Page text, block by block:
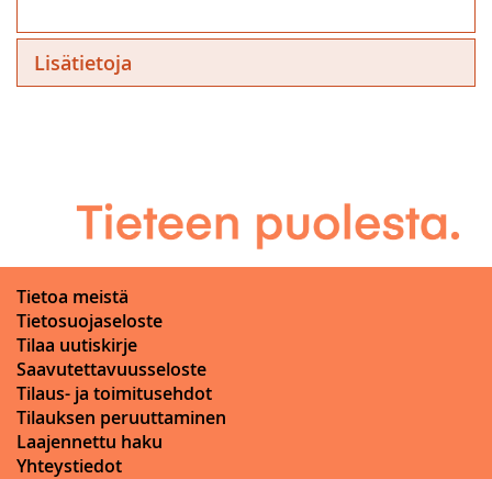
Lisätietoja
Tietoa meistä
Tietosuojaseloste
Tilaa uutiskirje
Saavutettavuusseloste
Tilaus- ja toimitusehdot
Tilauksen peruuttaminen
Laajennettu haku
Yhteystiedot